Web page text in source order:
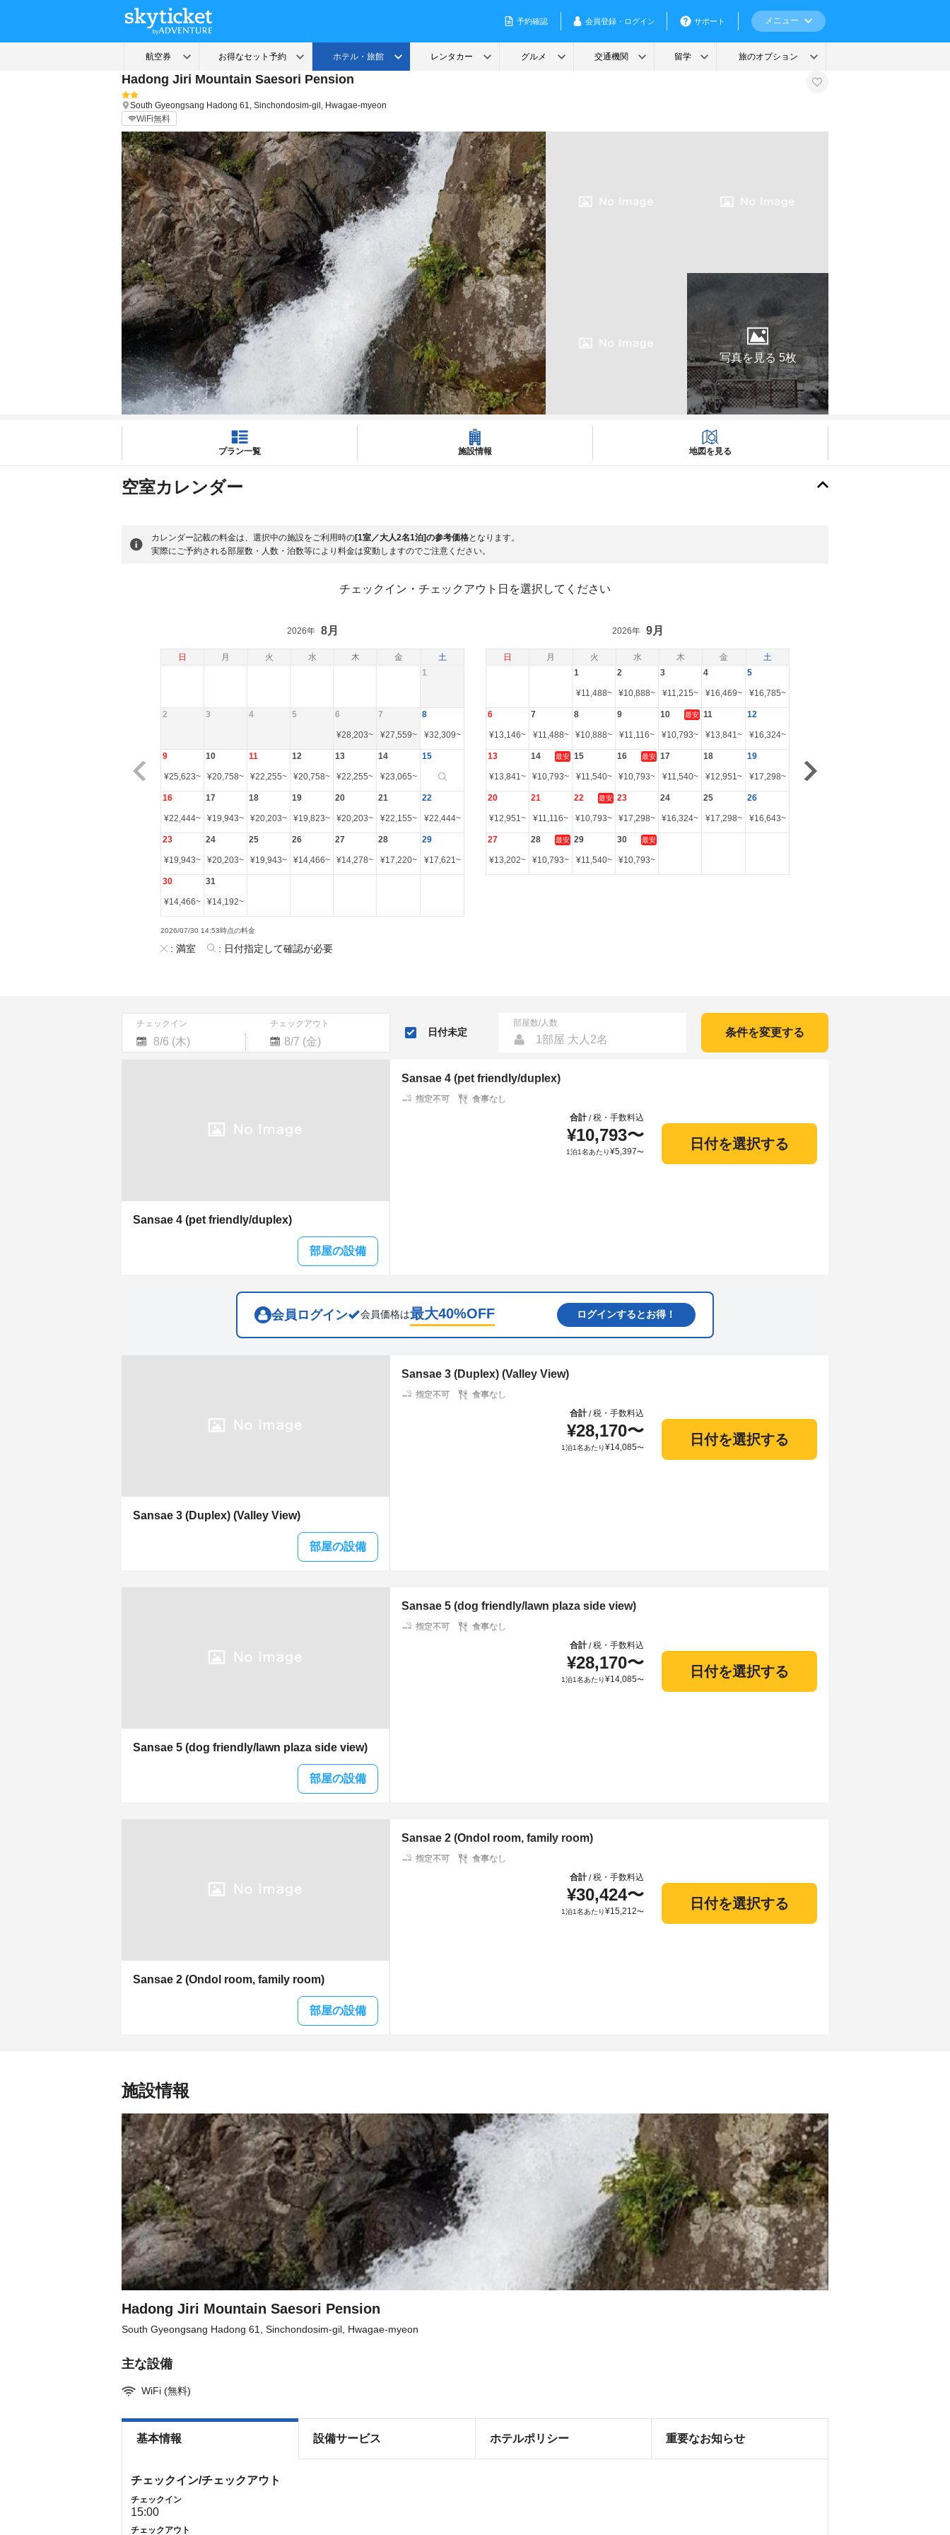
Hadong Jiri Mountain Saesori Pension
South Gyeongsang Hadong 61, Sinchondosim-gil, Hwagae-myeon
WiFi無料
写真を見る 5枚
プラン一覧 施設情報 地図を見る
空室カレンダー
カレンダー記載の料金は、選択中の施設をご利用時の[1室／大人2名1泊]の参考価格となります。
実際にご予約される部屋数・人数・泊数等により料金は変動しますのでご注意ください。
チェックイン・チェックアウト日を選択してください
日 月 火 水 木 金 土 日 月 火 水 木 金 土
2026年 8月
1
2 3 4 5 6
¥28,203~
7
¥27,559~
8
¥32,309~
9
¥25,623~
10
¥20,758~
11
¥22,255~
12
¥20,758~
13
¥22,255~
14
¥23,065~
15
16
¥22,444~
17
¥19,943~
18
¥20,203~
19
¥19,823~
20
¥20,203~
21
¥22,155~
22
¥22,444~
23
¥19,943~
24
¥20,203~
25
¥19,943~
26
¥14,466~
27
¥14,278~
28
¥17,220~
29
¥17,621~
30
¥14,466~
31
¥14,192~
2026年 9月
1
¥11,488~
2
¥10,888~
3
¥11,215~
4
¥16,469~
5
¥16,785~
6
¥13,146~
7
¥11,488~
8
¥10,888~
9
¥11,116~
10 最安
¥10,793~
11
¥13,841~
12
¥16,324~
13
¥13,841~
14 最安
¥10,793~
15
¥11,540~
16 最安
¥10,793~
17
¥11,540~
18
¥12,951~
19
¥17,298~
20
¥12,951~
21
¥11,116~
22 最安
¥10,793~
23
¥17,298~
24
¥16,324~
25
¥17,298~
26
¥16,643~
27
¥13,202~
28 最安
¥10,793~
29
¥11,540~
30 最安
¥10,793~
2026/07/30 14:53時点の料金
: 満室 : 日付指定して確認が必要
チェックイン チェックアウト
Navigate
question
Navigate
calendar
question
shortcuts
for
changing
日付未定
部屋数/人数
1部屋 大人2名
条件を変更する
Sansae 4 (pet friendly/duplex)
部屋の設備
Sansae 4 (pet friendly/duplex)
指定不可
食事なし
合計/税・手数料込
¥10,793〜
1泊1名あたり¥5,397〜
日付を選択する
会員ログイン 会員価格は最大40%OFF ログインするとお得！
Sansae 3 (Duplex) (Valley View)
部屋の設備
Sansae 3 (Duplex) (Valley View)
指定不可
食事なし
合計/税・手数料込
¥28,170〜
1泊1名あたり¥14,085〜
日付を選択する
Sansae 5 (dog friendly/lawn plaza side view)
部屋の設備
Sansae 5 (dog friendly/lawn plaza side view)
指定不可
食事なし
合計/税・手数料込
¥28,170〜
1泊1名あたり¥14,085〜
日付を選択する
Sansae 2 (Ondol room, family room)
部屋の設備
Sansae 2 (Ondol room, family room)
指定不可
食事なし
合計/税・手数料込
¥30,424〜
1泊1名あたり¥15,212〜
日付を選択する
施設情報
Hadong Jiri Mountain Saesori Pension
South Gyeongsang Hadong 61, Sinchondosim-gil, Hwagae-myeon
主な設備
WiFi (無料)
基本情報 設備サービス ホテルポリシー 重要なお知らせ
チェックイン/チェックアウト
チェックイン
15:00
チェックアウト